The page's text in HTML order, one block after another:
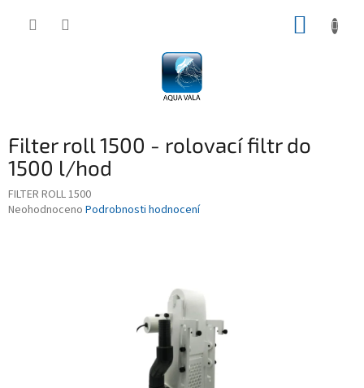
Filter roll 1500 - rolovací filtr do
1500 l/hod
FILTER ROLL 1500
Průměrné
Neohodnoceno Podrobnosti hodnocení